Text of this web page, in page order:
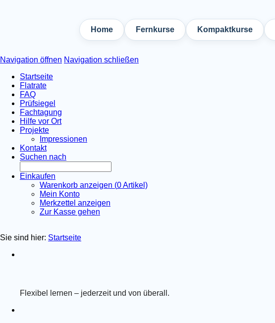
Home Fernkurse Kompaktkurse
Navigation öffnen Navigation schließen
Startseite
Flatrate
FAQ
Prüfsiegel
Fachtagung
Hilfe vor Ort
Projekte
Impressionen
Kontakt
Suchen nach
Einkaufen
Warenkorb anzeigen (0Artikel)
Mein Konto
Merkzettel anzeigen
Zur Kasse gehen
Sie sind hier: Startseite
Flexibel lernen – jederzeit und von überall.